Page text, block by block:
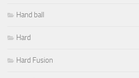
Hand ball
Hard
Hard Fusion